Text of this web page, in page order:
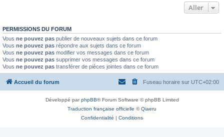
Aller
PERMISSIONS DU FORUM
Vous ne pouvez pas publier de nouveaux sujets dans ce forum
Vous ne pouvez pas répondre aux sujets dans ce forum
Vous ne pouvez pas modifier vos messages dans ce forum
Vous ne pouvez pas supprimer vos messages dans ce forum
Vous ne pouvez pas transférer de pièces jointes dans ce forum
Accueil du forum Fuseau horaire sur UTC+02:00
Développé parphpBB® Forum Software © phpBB Limited
Traduction française officielle ©Qiaeru
Confidentialité | Conditions